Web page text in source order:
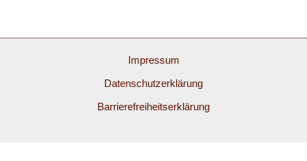
Impressum
Datenschutzerklärung
Barrierefreiheitserklärung